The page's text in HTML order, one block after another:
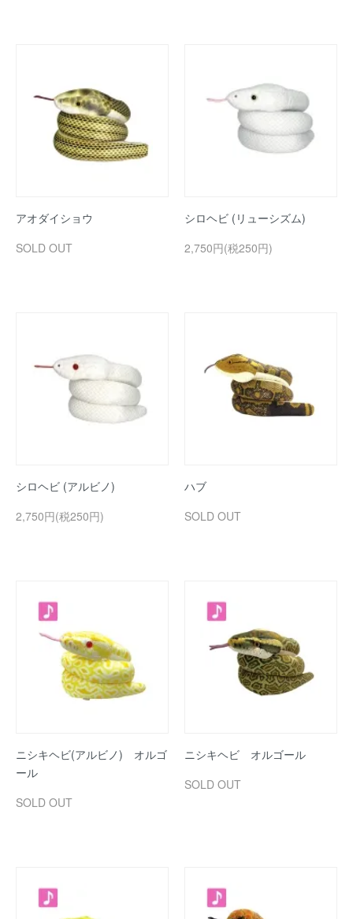
アオダイショウ
SOLD OUT
シロヘビ (リューシズム)
2,750円(税250円)
シロヘビ (アルビノ)
2,750円(税250円)
ハブ
SOLD OUT
ニシキヘビ(アルビノ) オルゴ
ール
SOLD OUT
ニシキヘビ オルゴール
SOLD OUT